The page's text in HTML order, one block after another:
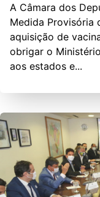
A Câmara dos
Medida Provisória
aquisição de
obrigar o
aos estados e...